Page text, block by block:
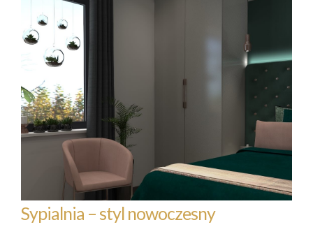
Sypialnia – styl nowoczesny
Sypialnia – styl nowoczesny